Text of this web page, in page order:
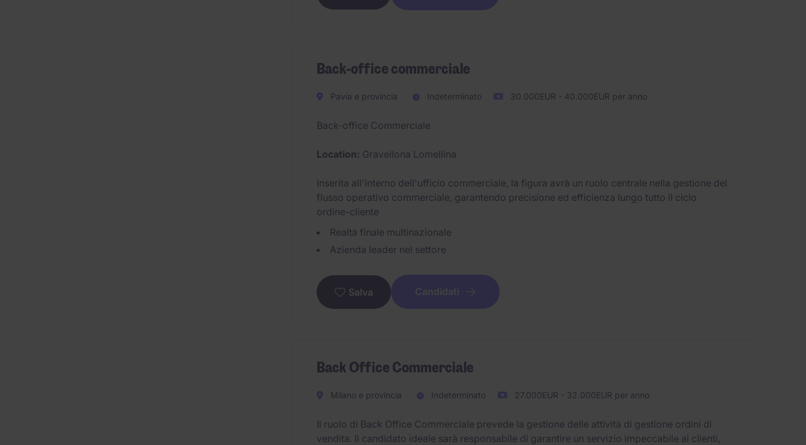
Back-office commerciale
Pavia e provincia Indeterminato 30.000EUR - 40.000EUR per anno
Back-office Commerciale
Location: Gravellona Lomellina
Inserita all'interno dell'ufficio commerciale, la figura avrà un ruolo centrale nella gestione del
flusso operativo commerciale, garantendo precisione ed efficienza lungo tutto il ciclo
ordine-cliente
Realtà finale multinazionale
Azienda leader nel settore
Salva Candidati
Back Office Commerciale
Milano e provincia Indeterminato 27.000EUR - 32.000EUR per anno
Il ruolo di Back Office Commerciale prevede la gestione delle attività di gestione ordini di
vendita. Il candidato ideale sarà responsabile di garantire un servizio impeccabile ai clienti,